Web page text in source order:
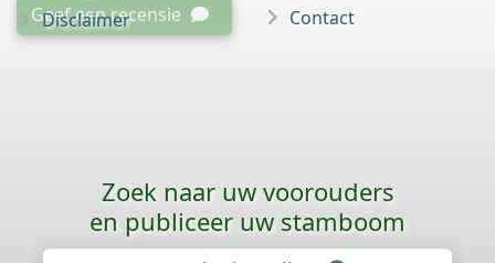
Geef een recensie
Disclaimer
Contact
Zoek naar uw voorouders
en publiceer uw stamboom